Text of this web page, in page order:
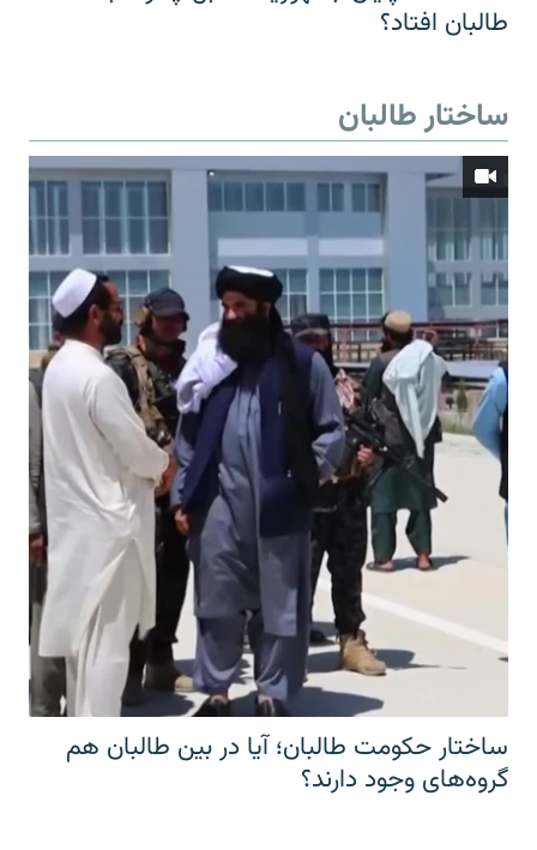
طالبان افتاد؟
ساختار طالبان
ساختار حکومت طالبان؛ آیا در بین طالبان هم
گروه‌های وجود دارند؟